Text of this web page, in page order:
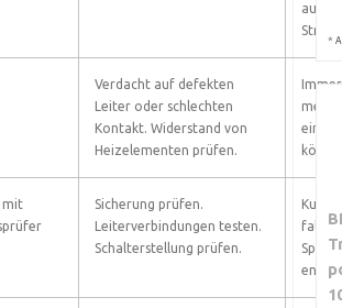
auf
Verdacht auf defekten
Leiter oder schlechten
Kontakt. Widerstand von
Heizelementen prüfen.
mit
Sicherung prüfen.
Leiterverbindungen testen.
Schalterstellung prüfen.
*